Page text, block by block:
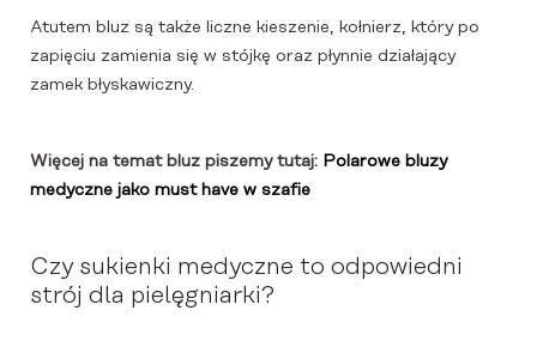
Atutem bluz są także liczne kieszenie, kołnierz, który po
zapięciu zamienia się w stójkę oraz płynnie działający
zamek błyskawiczny.
Więcej na temat bluz piszemy tutaj: Polarowe bluzy
medyczne jako must have w szafie
Czy sukienki medyczne to odpowiedni
strój dla pielęgniarki?